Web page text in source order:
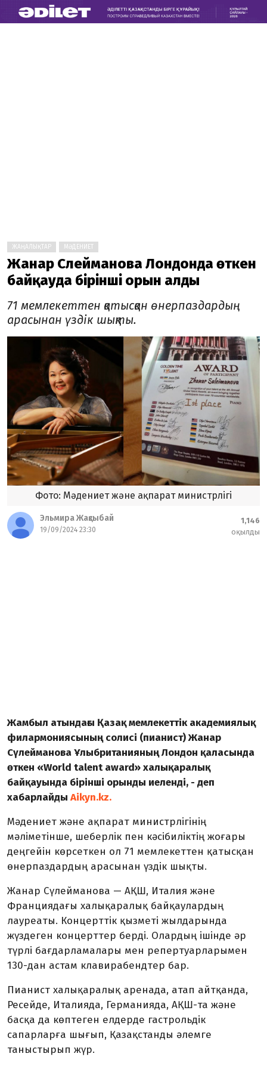
ЖАҢАЛЫҚТАР МӘДЕНИЕТ
Жанар Сүлейманова Лондонда өткен
байқауда бірінші орын алды
71 мемлекеттен қатысқан өнерпаздардың
арасынан үздік шықты.
Фото: Мәдениет және ақпарат министрлігі
Эльмира Жақсыбай
19/09/2024 23:30
1,146
оқылды
Жамбыл атындағы Қазақ мемлекеттік академиялық
филармониясының солисі (пианист) Жанар
Сүлейманова Ұлыбританияның Лондон қаласында
өткен «World talent award» халықаралық
байқауында бірінші орынды иеленді, - деп
хабарлайды Aikyn.kz.
Мәдениет және ақпарат министрлігінің
мәліметінше, шеберлік пен кәсібиліктің жоғары
деңгейін көрсеткен ол 71 мемлекеттен қатысқан
өнерпаздардың арасынан үздік шықты.
Жанар Сүлейманова — АҚШ, Италия және
Франциядағы халықаралық байқаулардың
лауреаты. Концерттік қызметі жылдарында
жүздеген концерттер берді. Олардың ішінде әр
түрлі бағдарламалары мен репертуарларымен
130-дан астам клавирабендтер бар.
Пианист халықаралық аренада, атап айтқанда,
Ресейде, Италияда, Германияда, АҚШ-та және
басқа да көптеген елдерде гастрольдік
сапарларға шығып, Қазақстанды әлемге
таныстырып жүр.